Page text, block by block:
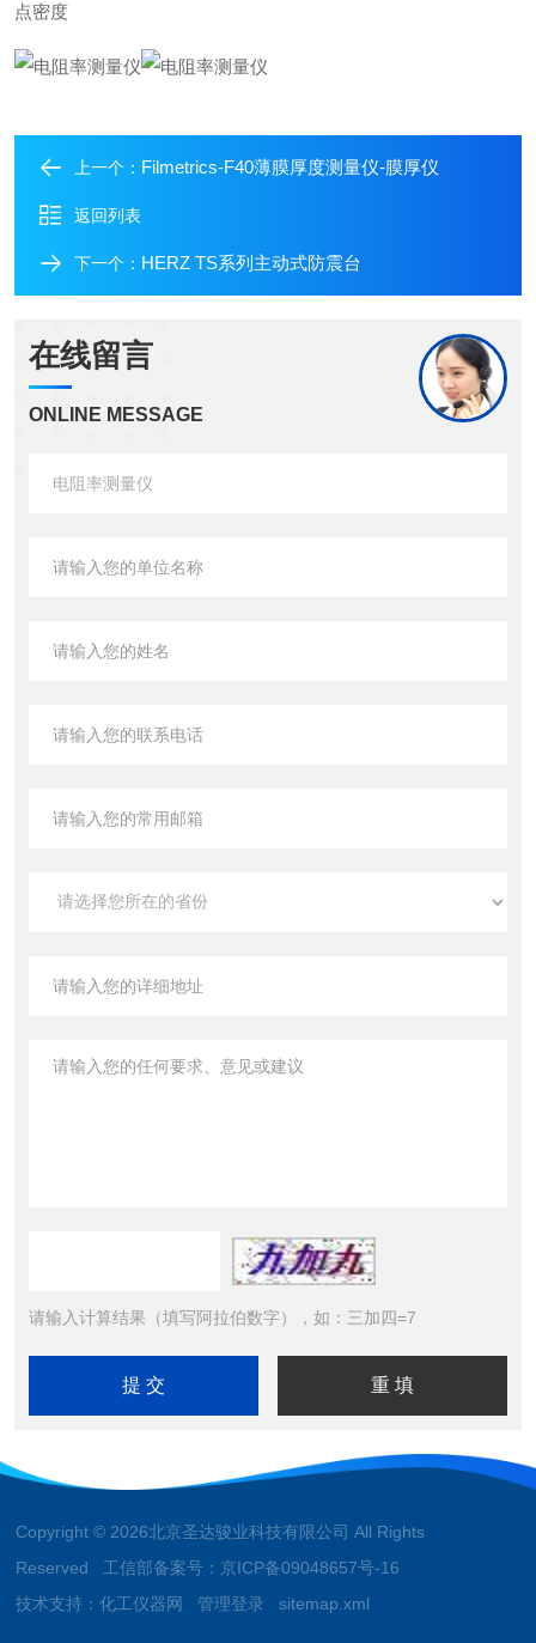
点密度
上一个： Filmetrics-F40薄膜厚度测量仪-膜厚仪
返回列表
下一个： HERZ TS系列主动式防震台
在线留言
ONLINE MESSAGE
请输入计算结果（填写阿拉伯数字），如：三加四=7
Copyright © 2026北京圣达骏业科技有限公司 All Rights
Reserved 工信部备案号： 京ICP备09048657号-16
技术支持：化工仪器网 管理登录 sitemap.xml